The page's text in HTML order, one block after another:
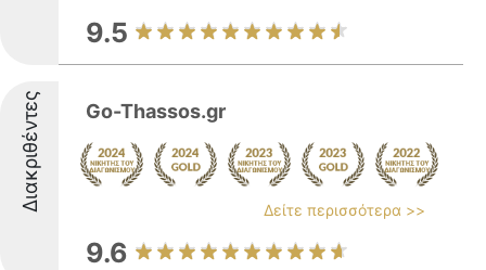
9.5
Διακριθέντες Go-Thassos.gr
Δείτε περισσότερα >>
9.6